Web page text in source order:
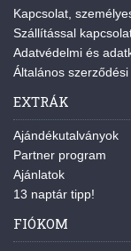
Kapcsolat,
Szállítással
Adatvédelmi és
Általános
EXTRÁK
Ajándékutalványok
Partner program
Ajánlatok
13 naptár tipp!
FIÓKOM